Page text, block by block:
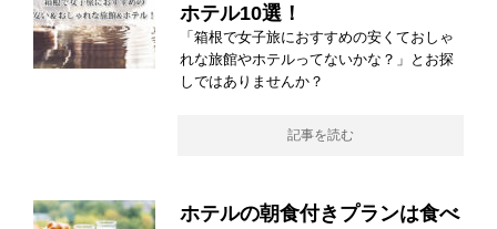
ホテル10選！
「箱根で女子旅におすすめの安くておしゃ
れな旅館やホテルってないかな？」とお探
しではありませんか？
記事を読む
ホテルの朝食付きプランは食べ